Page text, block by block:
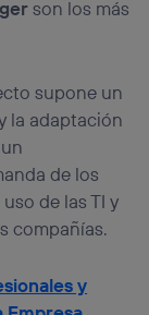
son los más
supone un
la adaptación
de los
de las TI y
compañías.
y